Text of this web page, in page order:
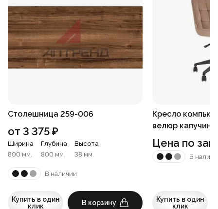
Столешница 259-006
от 3 375₽
Ширина
800 мм.
Глубина
800 мм.
Высота
38 мм.
В наличии
Купить в один
клик
В корзину
Кресло
велюр капучино
Цена по
В
Купить в один
клик